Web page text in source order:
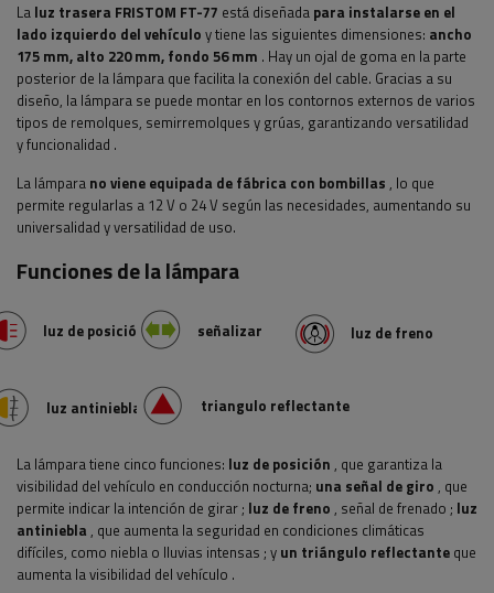
La luz trasera FRISTOM FT-77 está diseñada para instalarse en el
lado izquierdo del vehículo y tiene las siguientes dimensiones: ancho
175 mm, alto 220 mm, fondo 56 mm . Hay un ojal de goma en la parte
posterior de la lámpara que facilita la conexión del cable. Gracias a su
diseño, la lámpara se puede montar en los contornos externos de varios
tipos de remolques, semirremolques y grúas, garantizando versatilidad
y funcionalidad .
La lámpara no viene equipada de fábrica con bombillas , lo que
permite regularlas a 12 V o 24 V según las necesidades, aumentando su
universalidad y versatilidad de uso.
Funciones de la lámpara
luz de posición
luz antiniebla
señalizar
triangulo reflectante
luz de freno
La lámpara tiene cinco funciones: luz de posición , que garantiza la
visibilidad del vehículo en conducción nocturna; una señal de giro , que
permite indicar la intención de girar; luz de freno , señal de frenado ; luz
antiniebla , que aumenta la seguridad en condiciones climáticas
difíciles, como niebla o lluvias intensas ; y un triángulo reflectante que
aumenta la visibilidad del vehículo .